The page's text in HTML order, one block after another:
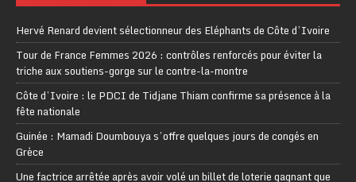
Hervé Renard devient sélectionneur des Eléphants de Côte d’Ivoire
Tour de France Femmes 2026 : contrôles renforcés pour éviter la
triche aux soutiens-gorge sur le contre-la-montre
Côte d’Ivoire : le PDCI de Tidjane Thiam confirme sa présence à la
fête nationale
Guinée : Mamadi Doumbouya s’offre quelques jours de congés en
Grèce
Une factrice arrêtée après avoir volé un billet de loterie gagnant que